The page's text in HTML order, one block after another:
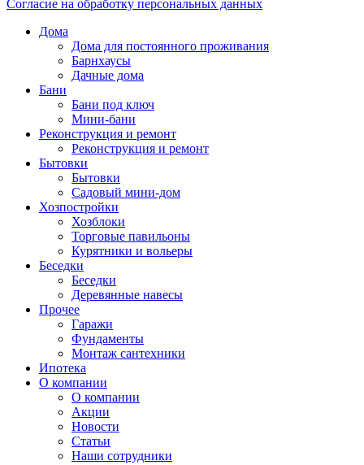
Согласие на обработку персональных данных
Дома
Дома для постоянного проживания
Барнхаусы
Дачные дома
Бани
Бани под ключ
Мини-бани
Реконструкция и ремонт
Реконструкция и ремонт
Бытовки
Бытовки
Садовый мини-дом
Хозпостройки
Хозблоки
Торговые павильоны
Курятники и вольеры
Беседки
Беседки
Деревянные навесы
Прочее
Гаражи
Фундаменты
Монтаж сантехники
Ипотека
О компании
О компании
Акции
Новости
Статьи
Наши сотрудники